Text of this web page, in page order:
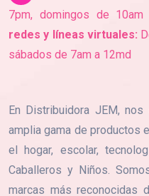
7pm, domingos de 10am
redes y líneas virtuales:
sábados de 7am a 12md
En Distribuidora JEM,
amplia gama de productos
el hogar, escolar,
Caballeros y Niños.
marcas más reconocidas